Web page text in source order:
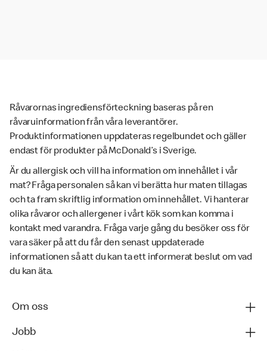
Råvarornas ingrediensförteckning baseras på ren
råvaruinformation från våra leverantörer.
Produktinformationen uppdateras regelbundet och gäller
endast för produkter på McDonald’s i Sverige.
Är du allergisk och vill ha information om innehållet i vår
mat? Fråga personalen så kan vi berätta hur maten tillagas
och ta fram skriftlig information om innehållet. Vi hanterar
olika råvaror och allergener i vårt kök som kan komma i
kontakt med varandra. Fråga varje gång du besöker oss för
vara säker på att du får den senast uppdaterade
informationen så att du kan ta ett informerat beslut om vad
du kan äta.
Om oss
Jobb